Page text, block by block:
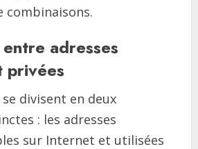
combinaisons.
adresses
privées
se divisent en deux
: les adresses
sur Internet et utilisées